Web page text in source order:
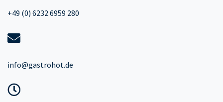
+49 (0) 6232 6959 280
info@gastrohot.de